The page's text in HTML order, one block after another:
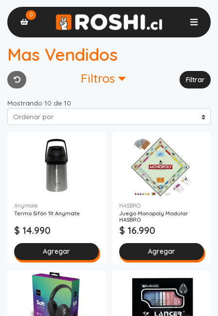
0
Mas Vendidos
Filtros Filtrar
Mostrando 10 de 10
Anymate
Termo Sifón 1lt Anymate
$ 14.990
Agregar
HASBRO
Juego Monopoly Modular
HASBRO
$ 16.990
Agregar